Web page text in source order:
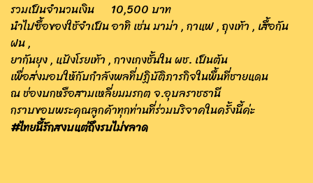
รวมเป็นจำนวนเงิน 10,500 บาท
นำไปซื้อของใช้จำเป็น อาทิ เช่น มาม่า , กาแฟ , ถุงเท้า , เสื้อกัน
ฝน ,
ยากันยุง , แป้งโรยเท้า , กางเกงชั้นใน ผช. เป็นต้น
เพื่อส่งมอบให้กับกำลังพลที่ปฏิบัติภารกิจในพื้นที่ชายแดน
ณ ช่องบกหรือสามเหลี่ยมมรกต จ.อุบลราชธานี
กราบขอบพระคุณลูกค้าทุกท่านที่ร่วมบริจาคในครั้งนี้ค่ะ
#ไทยนี้รักสงบแต่ถึงรบไม่ขลาด